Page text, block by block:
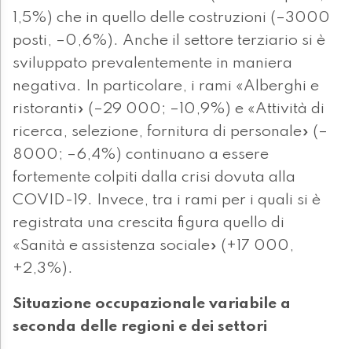
1,5%) che in quello delle costruzioni (–3000
posti, –0,6%). Anche il settore terziario si è
sviluppato prevalentemente in maniera
negativa. In particolare, i rami «Alberghi e
ristoranti» (–29 000; –10,9%) e «Attività di
ricerca, selezione, fornitura di personale» (–
8000; –6,4%) continuano a essere
fortemente colpiti dalla crisi dovuta alla
COVID-19. Invece, tra i rami per i quali si è
registrata una crescita figura quello di
«Sanità e assistenza sociale» (+17 000,
+2,3%).
Situazione occupazionale variabile a
seconda delle regioni e dei settori